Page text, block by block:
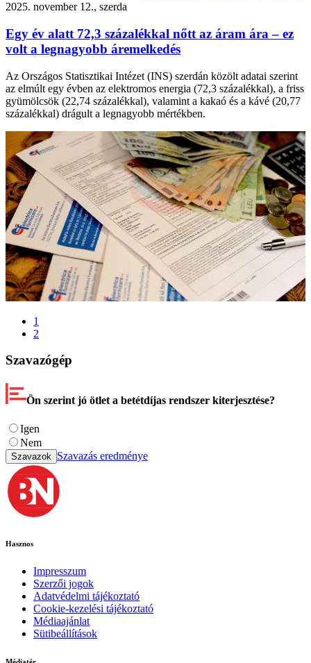
2025. november 12., szerda
Egy év alatt 72,3 százalékkal nőtt az áram ára – ez
volt a legnagyobb áremelkedés
Az Országos Statisztikai Intézet (INS) szerdán közölt adatai szerint
az elmúlt egy évben az elektromos energia (72,3 százalékkal), a friss
gyümölcsök (22,74 százalékkal), valamint a kakaó és a kávé (20,77
százalékkal) drágult a legnagyobb mértékben.
1
2
Szavazógép
Ön szerint jó ötlet a betétdíjas rendszer kiterjesztése?
Igen
Nem
Szavazok Szavazás eredménye
Hasznos
Impresszum
Szerzői jogok
Adatvédelmi tájékoztató
Cookie-kezelési tájékoztató
Médiaajánlat
Sütibeállítások